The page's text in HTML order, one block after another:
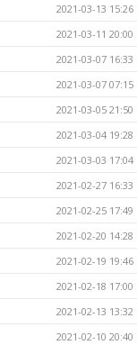
2021-03-13 15:26
2021-03-11 20:00
2021-03-07 16:33
2021-03-07 07:15
2021-03-05 21:50
2021-03-04 19:28
2021-03-03 17:04
2021-02-27 16:33
2021-02-25 17:49
2021-02-20 14:28
2021-02-19 19:46
2021-02-18 17:00
2021-02-13 13:32
2021-02-10 20:40